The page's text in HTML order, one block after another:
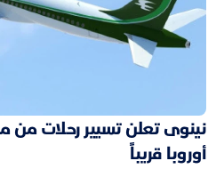
نينوى تعلن تسيير رحلات من
أوروبا قريباً